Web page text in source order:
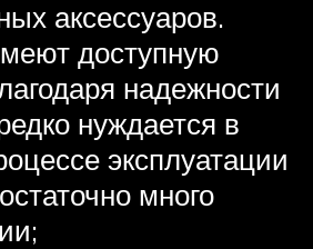
аксессуаров.
доступную
надежности
нуждается в
эксплуатации
много